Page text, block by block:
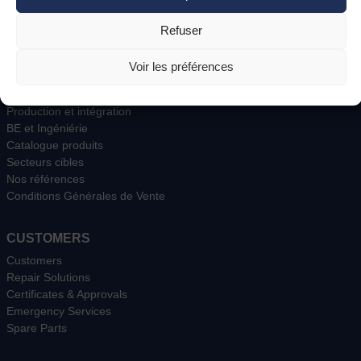
Refuser
Voir les préférences
Production et intégration
BE et Ingéniérie
Catalogue produits
Secteurs cibles
Nos références
Conditions Générales de Vente
CUSTOMERS
Customers
Repair Solutions
Certificates & Approvals
Emergency Services
Spare Parts